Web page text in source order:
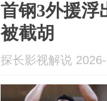
首钢3外援浮
被截胡
探长影视解说